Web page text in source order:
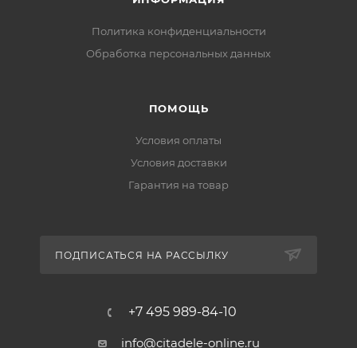
Политика конфиденциальности
Обработка персональных данных
ПОМОЩЬ
Условия оплаты
Условия доставки
Гарантия на товар
ПОДПИСАТЬСЯ НА РАССЫЛКУ
+7 495 989-84-10
info@citadele-online.ru